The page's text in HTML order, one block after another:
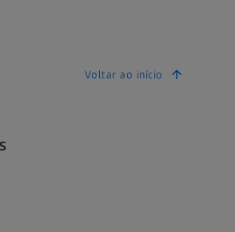
Voltar ao início